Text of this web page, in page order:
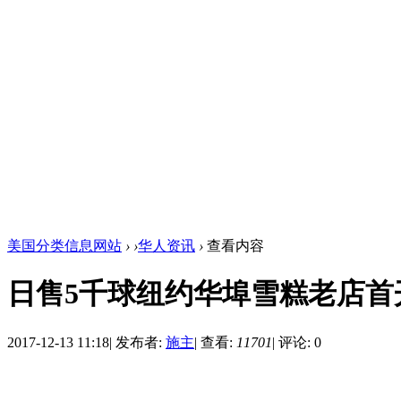
美国分类信息网站 › ›华人资讯 › 查看内容
日售5千球纽约华埠雪糕老店
2017-12-13 11:18| 发布者: 施主| 查看: 11701| 评论: 0